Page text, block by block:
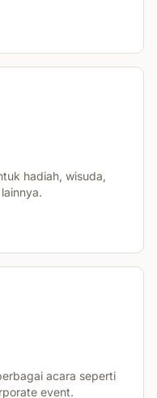
hadiah, wisuda,
acara seperti
event.